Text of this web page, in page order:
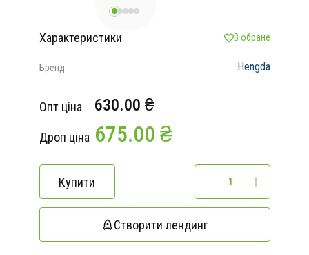
Характеристики В обране
Бренд Hengda
Опт ціна 630.00 ₴
Дроп ціна 675.00 ₴
Купити
Створити лендинг